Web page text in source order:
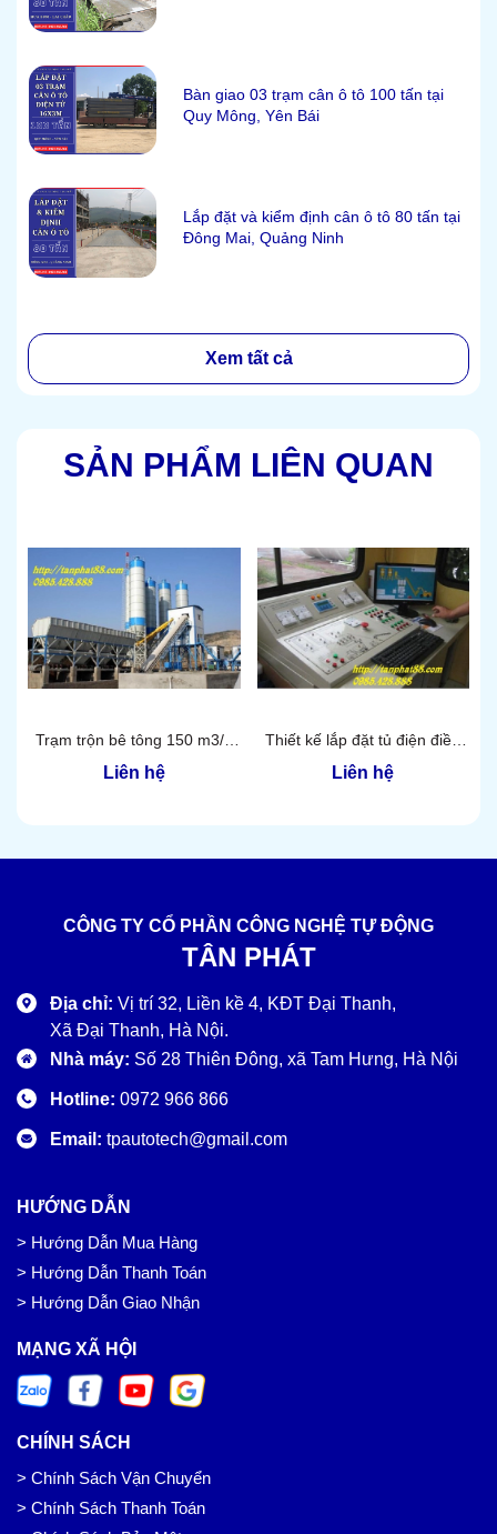
Bàn giao 03 trạm cân ô tô 100 tấn tại
Quy Mông, Yên Bái
Lắp đặt và kiểm định cân ô tô 80 tấn tại
Đông Mai, Quảng Ninh
Xem tất cả
SẢN PHẨM LIÊN QUAN
Trạm trộn bê tông 150 m3/h
Tân Phát
Liên hệ
Thiết kế lắp đặt tủ điện điều
khiển trạm trộn xi măng
Liên hệ
CÔNG TY CỔ PHẦN CÔNG NGHỆ TỰ ĐỘNG
TÂN PHÁT
Địa chỉ: Vị trí 32, Liền kề 4, KĐT Đại Thanh,
Xã Đại Thanh, Hà Nội.
Nhà máy: Số 28 Thiên Đông, xã Tam Hưng, Hà Nội
Hotline: 0972 966 866
Email: tpautotech@gmail.com
HƯỚNG DẪN
> Hướng Dẫn Mua Hàng
> Hướng Dẫn Thanh Toán
> Hướng Dẫn Giao Nhận
MẠNG XÃ HỘI
CHÍNH SÁCH
> Chính Sách Vận Chuyển
> Chính Sách Thanh Toán